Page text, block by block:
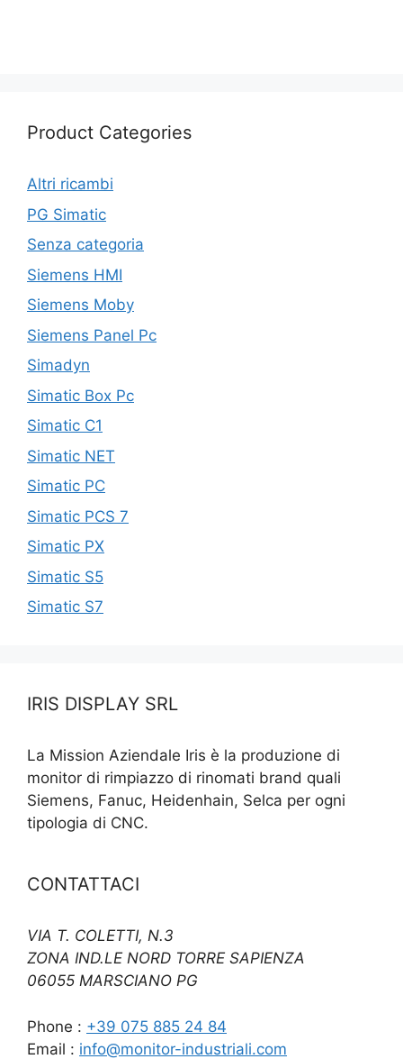
Product Categories
Altri ricambi
PG Simatic
Senza categoria
Siemens HMI
Siemens Moby
Siemens Panel Pc
Simadyn
Simatic Box Pc
Simatic C1
Simatic NET
Simatic PC
Simatic PCS 7
Simatic PX
Simatic S5
Simatic S7
IRIS DISPLAY SRL
La Mission Aziendale Iris è la produzione di
monitor di rimpiazzo di rinomati brand quali
Siemens, Fanuc, Heidenhain, Selca per ogni
tipologia di CNC.
CONTATTACI
VIA T. COLETTI, N.3
ZONA IND.LE NORD TORRE SAPIENZA
06055 MARSCIANO PG
Phone : +39 075 885 24 84
Email : info@monitor-industriali.com